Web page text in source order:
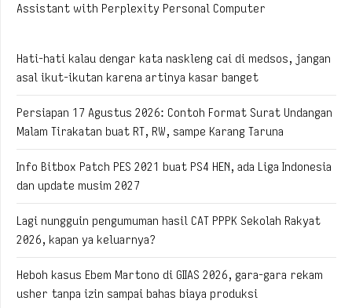
Assistant with Perplexity Personal Computer
Hati-hati kalau dengar kata naskleng cai di medsos, jangan
asal ikut-ikutan karena artinya kasar banget
Persiapan 17 Agustus 2026: Contoh Format Surat Undangan
Malam Tirakatan buat RT, RW, sampe Karang Taruna
Info Bitbox Patch PES 2021 buat PS4 HEN, ada Liga Indonesia
dan update musim 2027
Lagi nungguin pengumuman hasil CAT PPPK Sekolah Rakyat
2026, kapan ya keluarnya?
Heboh kasus Ebem Martono di GIIAS 2026, gara-gara rekam
usher tanpa izin sampai bahas biaya produksi